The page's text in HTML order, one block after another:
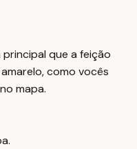
que a feição
como vocês
mapa.